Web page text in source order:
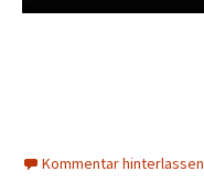
Kommentar hinterlassen